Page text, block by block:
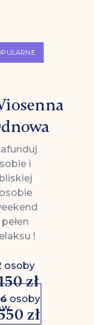
sobie i
bliskiej
osobie
pełen
!
osoby
zł
osoby
zł